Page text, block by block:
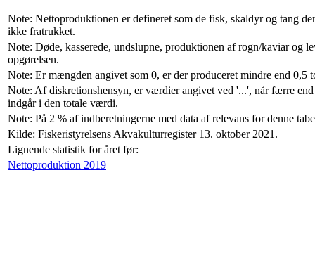
Note: Nettoproduktionen er defineret som de fisk, skaldyr og tang
ikke fratrukket.
Note: Døde, kasserede, undslupne, produktionen af rogn/kaviar og
opgørelsen.
Note: Er mængden angivet som 0, er der produceret mindre end 0,5
Note: Af diskretionshensyn, er værdier angivet ved '...', når færre
indgår i den totale værdi.
Note: På 2 % af indberetningerne med data af relevans for denne
Kilde: Fiskeristyrelsens Akvakulturregister 13. oktober 2021.
Lignende statistik for året før:
Nettoproduktion 2019